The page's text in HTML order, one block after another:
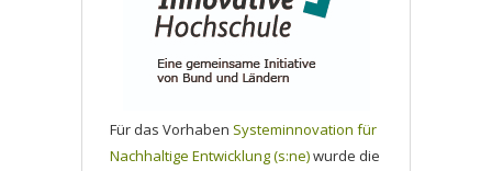
Für das Vorhaben Systeminnovation für
Nachhaltige Entwicklung (s:ne)wurde die